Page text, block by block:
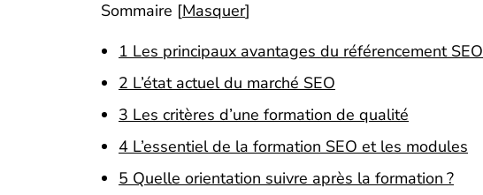
Sommaire [Masquer]
1 Les principaux avantages du référencement SEO
2 L’état actuel du marché SEO
3 Les critères d’une formation de qualité
4 L’essentiel de la formation SEO et les modules
5 Quelle orientation suivre après la formation ?